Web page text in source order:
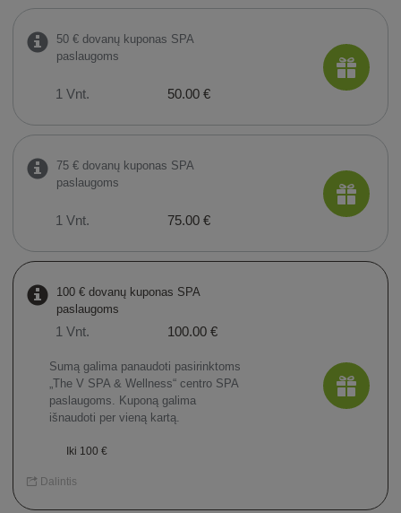
50 € dovanų kuponas SPA
paslaugoms
1 Vnt. 50.00 €
75 € dovanų kuponas SPA
paslaugoms
1 Vnt. 75.00 €
100 € dovanų kuponas SPA
paslaugoms
1 Vnt. 100.00 €
Sumą galima panaudoti pasirinktoms
„The V SPA & Wellness“ centro SPA
paslaugoms. Kuponą galima
išnaudoti per vieną kartą.
Iki 100 €
Dalintis